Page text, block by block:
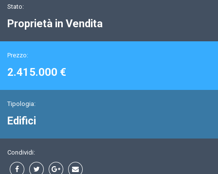
Stato:
Proprietà in Vendita
Prezzo:
2.415.000 €
Tipologia:
Edifici
Condividi: